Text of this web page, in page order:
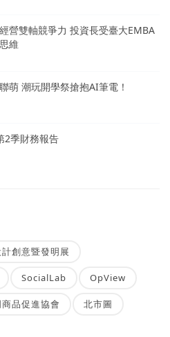
營雙軸競爭力 投資長受臺大EMBA
維
萌 潮玩開學祭搶抱AI筆電！
2季財務報告
創意暨發明展
SocialLab OpView
品促進協會 北市圖